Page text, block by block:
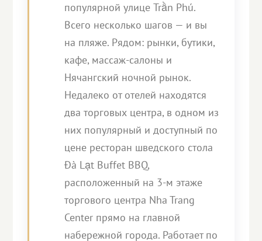
популярной улице Trần Phú.
Всего несколько шагов — и вы
на пляже. Рядом: рынки, бутики,
кафе, массаж-салоны и
Нячангский ночной рынок.
Недалеко от отелей находятся
два торговых центра, в одном из
них популярный и доступный по
цене ресторан шведского стола
Đà Lạt Buffet BBQ,
расположенный на 3-м этаже
торгового центра Nha Trang
Center прямо на главной
набережной города. Работает по